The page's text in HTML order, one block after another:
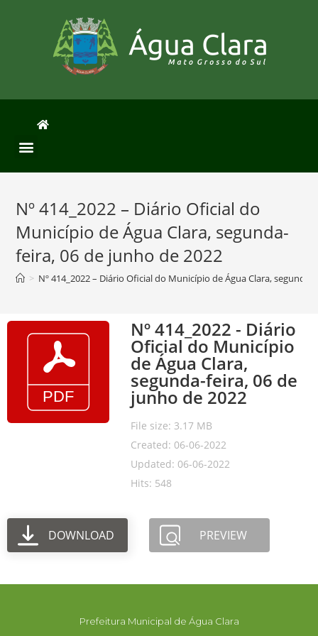
Nº 414_2022 – Diário Oficial do
Município de Água Clara, segunda-
feira, 06 de junho de 2022
> Nº 414_2022 – Diário Oficial do Município de Água Clara,
Nº 414_2022 - Diário
Oficial do Município
de Água Clara,
segunda-feira, 06 de
junho de 2022
File size: 3.17 MB
Created: 06-06-2022
Updated: 06-06-2022
Hits: 548
DOWNLOAD PREVIEW
Prefeitura Municipal de Água Clara